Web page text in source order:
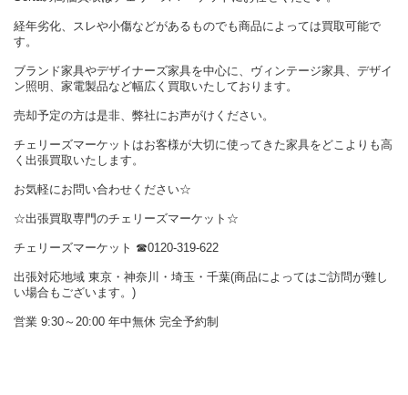
経年劣化、スレや小傷などがあるものでも商品によっては買取可能で
す。
ブランド家具やデザイナーズ家具を中心に、ヴィンテージ家具、デザイ
ン照明、家電製品など幅広く買取いたしております。
売却予定の方は是非、弊社にお声がけください。
チェリーズマーケットはお客様が大切に使ってきた家具をどこよりも高
く出張買取いたします。
お気軽にお問い合わせください☆
☆出張買取専門のチェリーズマーケット☆
チェリーズマーケット ☎︎0120-319-622
出張対応地域 東京・神奈川・埼玉・千葉(商品によってはご訪問が難し
い場合もございます。)
営業 9:30～20:00 年中無休 完全予約制